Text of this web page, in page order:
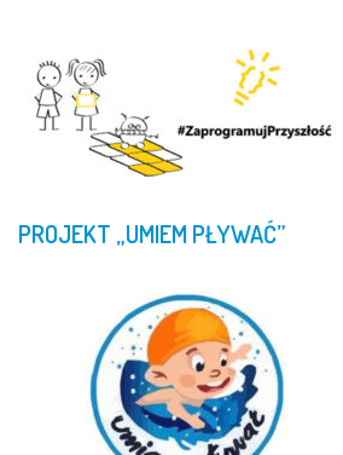
PROJEKT „UMIEMPŁYWAĆ”